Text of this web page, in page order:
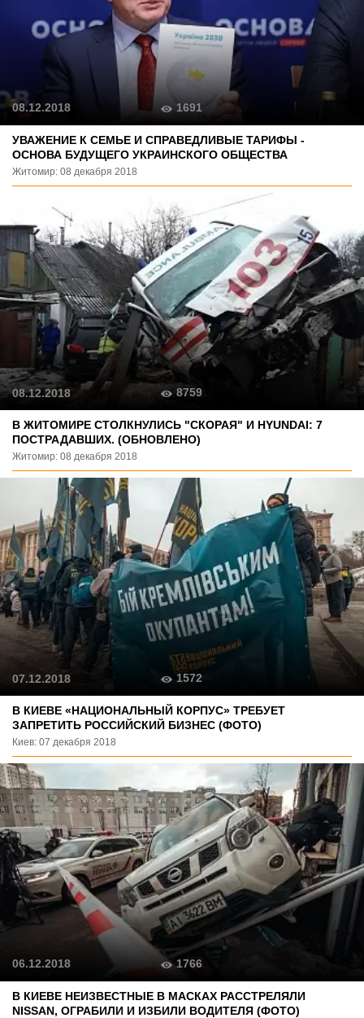
УВАЖЕНИЕ К СЕМЬЕ И СПРАВЕДЛИВЫЕ ТАРИФЫ -
ОСНОВА БУДУЩЕГО УКРАИНСКОГО ОБЩЕСТВА
Житомир: 08 декабря 2018
08.12.2018 1691
В ЖИТОМИРЕ СТОЛКНУЛИСЬ "СКОРАЯ" И HYUNDAI: 7
ПОСТРАДАВШИХ. (ОБНОВЛЕНО)
Житомир: 08 декабря 2018
08.12.2018 8759
В КИЕВЕ «НАЦИОНАЛЬНЫЙ КОРПУС» ТРЕБУЕТ
ЗАПРЕТИТЬ РОССИЙСКИЙ БИЗНЕС (ФОТО)
Киев: 07 декабря 2018
07.12.2018 1572
В КИЕВЕ НЕИЗВЕСТНЫЕ В МАСКАХ РАССТРЕЛЯЛИ
NISSAN, ОГРАБИЛИ И ИЗБИЛИ ВОДИТЕЛЯ (ФОТО)
06.12.2018 1766